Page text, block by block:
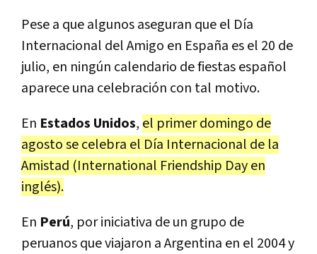
Pese a que algunos aseguran que el Día
Internacional del Amigo en España es el 20 de
julio, en ningún calendario de fiestas español
aparece una celebración con tal motivo.
En Estados Unidos, el primer domingo de
agosto se celebra el Día Internacional de la
Amistad (International Friendship Day en
inglés).
En Perú, por iniciativa de un grupo de
peruanos que viajaron a Argentina en el 2004 y